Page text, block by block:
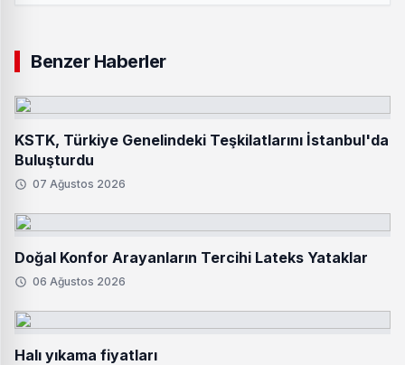
Benzer Haberler
KSTK, Türkiye Genelindeki Teşkilatlarını İstanbul'da
Buluşturdu
07 Ağustos 2026
Doğal Konfor Arayanların Tercihi Lateks Yataklar
06 Ağustos 2026
Halı yıkama fiyatları